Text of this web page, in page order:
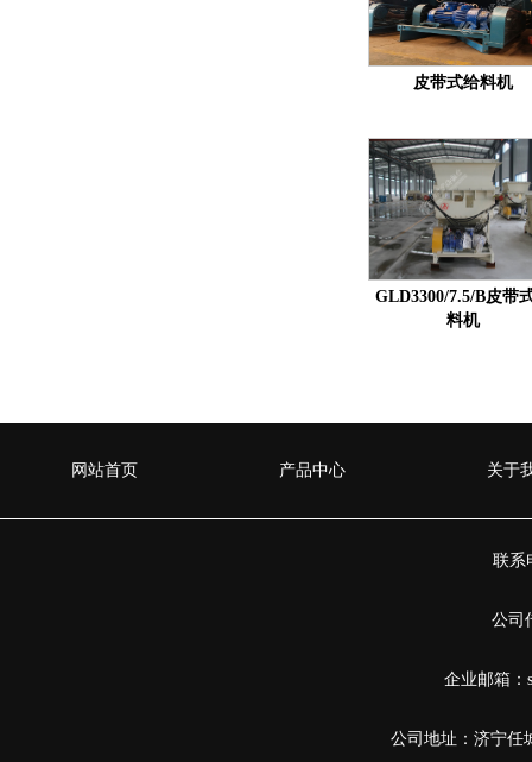
皮带式给料机
GLD3300/7.5/B皮带
料机
网站首页 产品中心 关于
联系
公司
企业邮箱：
公司地址：济宁任